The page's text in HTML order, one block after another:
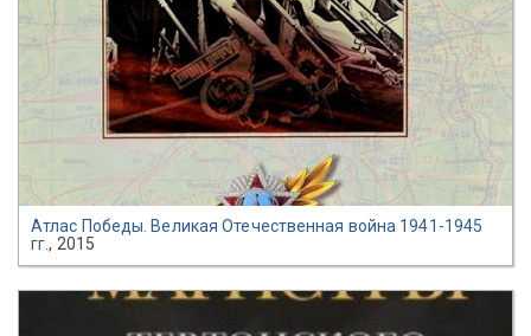
Атлас Победы. Великая Отечественная война 1941-1945
гг., 2015